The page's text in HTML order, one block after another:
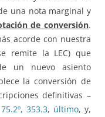
una nota marginal y
de conversión.
acorde con nuestra
remite la LEC) que
un nuevo asiento
la conversión de
definitivas –
75.2º, 353.3, último, y,